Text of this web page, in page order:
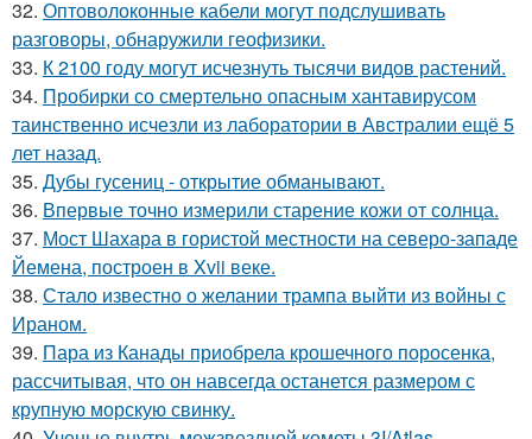
32. Оптоволоконные кабели могут подслушивать
разговоры, обнаружили геофизики.
33. К 2100 году могут исчезнуть тысячи видов растений.
34. Пробирки со смертельно опасным хантавирусом
таинственно исчезли из лаборатории в Австралии ещё 5
лет назад.
35. Дубы гусениц - открытие обманывают.
36. Впервые точно измерили старение кожи от солнца.
37. Мост Шахара в гористой местности на северо-западе
Йемена, построен в Xvii веке.
38. Стало известно о желании трампа выйти из войны с
Ираном.
39. Пара из Канады приобрела крошечного поросенка,
рассчитывая, что он навсегда останется размером с
крупную морскую свинку.